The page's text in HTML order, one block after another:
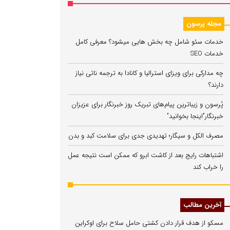
مجله پرسون
خدمات سئو شامل چه بخش هایی میشود؟ معرفی کامل
خدمات SEO
چه مدارکی برای ویزای استرالیا و کانادا به ترجمه ناتی نیاز
دارند؟
پُرسون و زیباترین پیام‌های تبریک روز خبرنگار برای عزیزان
خبرنگار"اینجا بخوانید"
مصرف الکل و سیگار؛ تهدیدی جدی برای سلامت کبد و بدن
اشتباهات رایج بعد از کاشت ابرو که ممکن است نتیجه عمل
را خراب کند
آخرین مطالب
مسکو از هدف قرار دادن کشتی حامل سلاح برای اوکراین